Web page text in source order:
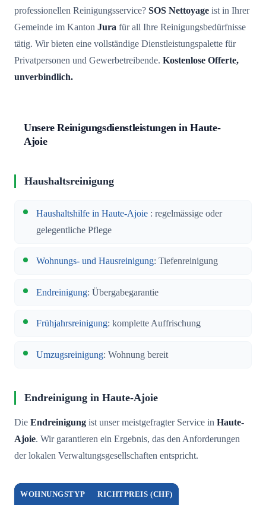
professionellen Reinigungsservice? SOS Nettoyage ist in Ihrer
Gemeinde im Kanton Jura für all Ihre Reinigungsbedürfnisse
tätig. Wir bieten eine vollständige Dienstleistungspalette für
Privatpersonen und Gewerbetreibende. Kostenlose Offerte,
unverbindlich.
Unsere Reinigungsdienstleistungen in Haute-
Ajoie
Haushaltsreinigung
Haushaltshilfe in Haute-Ajoie : regelmässige oder
gelegentliche Pflege
Wohnungs- und Hausreinigung: Tiefenreinigung
Endreinigung: Übergabegarantie
Frühjahrsreinigung: komplette Auffrischung
Umzugsreinigung: Wohnung bereit
Endreinigung in Haute-Ajoie
Die Endreinigung ist unser meistgefragter Service in Haute-
Ajoie. Wir garantieren ein Ergebnis, das den Anforderungen
der lokalen Verwaltungsgesellschaften entspricht.
WOHNUNGSTYP RICHTPREIS (CHF)